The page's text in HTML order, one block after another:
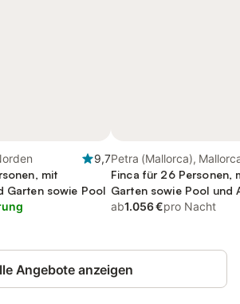
9,7
mit
Garten sowie Pool
Petra (Mallorca),
Finca für 26 Personen,
Garten sowie Pool und
ab1.056 €pro Nacht
Angebote anzeigen